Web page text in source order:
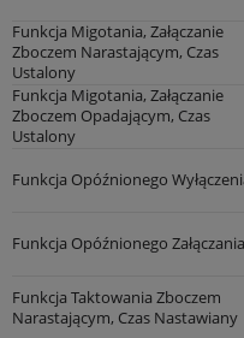
Funkcja Migotania, Załączanie
Zboczem Narastającym, Czas
Ustalony
Funkcja Migotania, Załączanie
Zboczem Opadającym, Czas
Ustalony
Funkcja Opóźnionego
Funkcja Opóźnionego Załączania
Funkcja Taktowania Zboczem
Narastającym, Czas Nastawiany